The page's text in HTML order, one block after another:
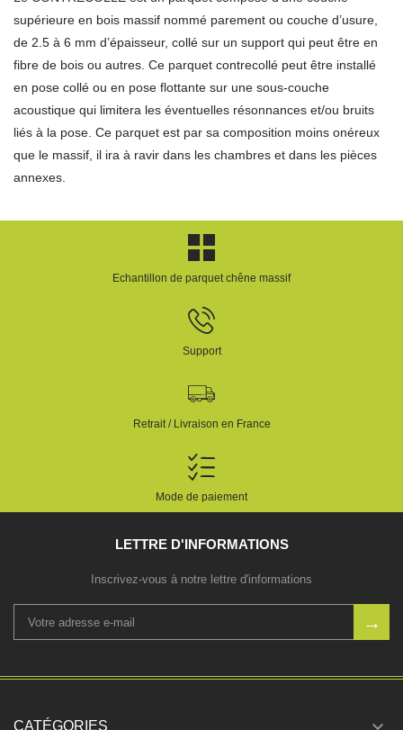
supérieure en bois massif nommé parement ou couche d’usure,
de 2.5 à 6 mm d’épaisseur, collé sur un support qui peut être en
fibre de bois ou autres. Ce parquet contrecollé peut être installé
en pose collé ou en pose flottante sur une sous-couche
acoustique qui limitera les éventuelles résonnances et/ou bruits
liés à la pose. Ce parquet est par sa composition moins onéreux
que le massif, il ira à ravir dans les chambres et dans les pièces
annexes.
Echantillon de parquet chêne massif
Support
Retrait / Livraison en France
Mode de paiement
LETTRE D'INFORMATIONS
Inscrivez-vous à notre lettre d'informations
CATÉGORIES